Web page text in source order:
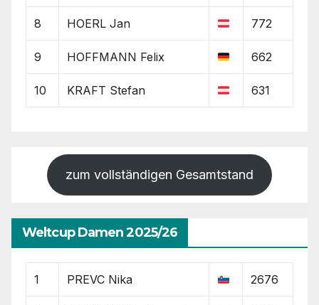
8 HOERL Jan 772
9 HOFFMANN Felix 662
10 KRAFT Stefan 631
zum vollständigen Gesamtstand
Weltcup Damen 2025/26
1 PREVC Nika 2676